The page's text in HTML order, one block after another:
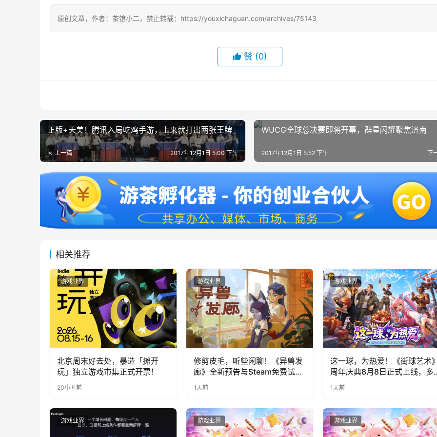
原创文章，作者：茶馆小二，禁止转载：https://youxichaguan.com/archives/75143
赞 (0)
正版+天美！腾讯入局吃鸡手游，上来就打出两张王牌
上一篇 2017年12月1日 5:00 下午
WUCG全球总决赛即将开幕，群星闪耀聚焦济南
下
2017年12月1日 5:52 下午
相关推荐
游戏业界
北京周末好去处，暴造「摊开
玩」独立游戏市集正式开票！
20小时前
游戏业界
修剪皮毛，听些闲聊！《异兽发
廊》全新预告与Steam免费试玩
公开
1天前
游戏业界
这一球，为热爱！《街球艺术
周年庆典8月8日正式上线，多
福利与全新内容同步开启
1天前
游戏业界 游戏业界 游戏业界